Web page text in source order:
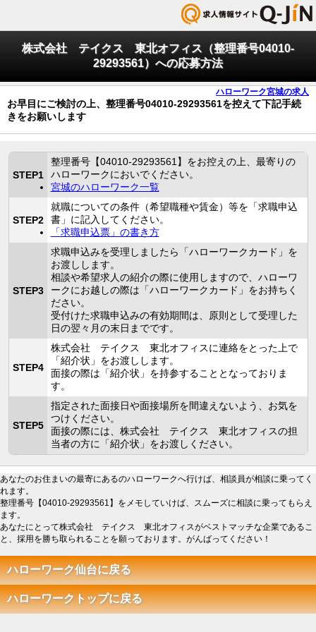
株式会社 テイクス 東北オフィス（整理番号04010-
29293561）への応募方法
ハローワーク宮城の求人
お早目にご検討の上、整理番号04010-29293561を控えて下記手続
きをお願いします
STEP1
整理番号【04010-29293561】をお控えの上、最寄りの
ハローワークにおいでください。
宮城のハローワーク一覧
STEP2
就職についての条件（希望職種や賃金）等を「求職申込
書」に記入してください。
「求職申込票」の書き方
STEP3
求職申込みを受理しましたら「ハローワークカード」を
お渡しします。
相談や希望求人の紹介の際に使用しますので、ハローワ
ークにお越しの際は「ハローワークカード」をお持ちく
ださい。
受付けた求職申込みの有効期間は、原則として受理した
日の翌々月の末日までです。
STEP4
株式会社 テイクス 東北オフィスに連絡をとった上で
「紹介状」をお渡しします。
面接の際は「紹介状」を持参することとなっておりま
す。
STEP5
指定された面接日や面接場所を間違えないよう、お気を
つけください。
面接の際には、株式会社 テイクス 東北オフィスの担
当者の方に「紹介状」をお渡しください。
あなたのお住まいの最寄にあるのハローワークへ行けば、相談員が相談に乗ってく
れます。
整理番号【04010-29293561】をメモしていけば、スムーズに相談に乗ってもらえ
ます。
あなたにとって株式会社 テイクス 東北オフィスがベストマッチな企業であるこ
と、採用を勝ち取られることを願っております。がんばってください！
ハローワーク仙台に戻る
ハローワークトップに戻る